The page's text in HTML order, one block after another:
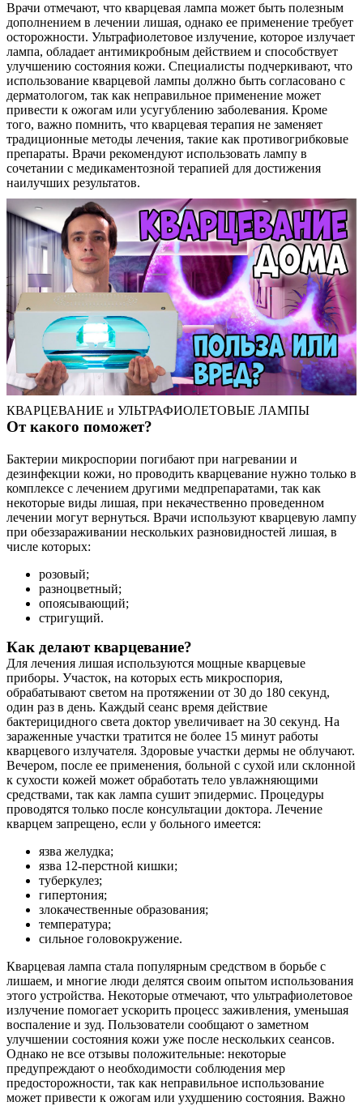
О нас
Услуги
Акции
Отзывы
Статьи
Врачи отмечают, что кварцевая лампа может быть полезным
дополнением в лечении лишая, однако ее применение требует
осторожности. Ультрафиолетовое излучение, которое излучает
лампа, обладает антимикробным действием и способствует
улучшению состояния кожи. Специалисты подчеркивают, что
использование кварцевой лампы должно быть согласовано с
дерматологом, так как неправильное применение может
привести к ожогам или усугублению заболевания. Кроме
того, важно помнить, что кварцевая терапия не заменяет
традиционные методы лечения, такие как противогрибковые
препараты. Врачи рекомендуют использовать лампу в
сочетании с медикаментозной терапией для достижения
наилучших результатов.
КВАРЦЕВАНИЕ и УЛЬТРАФИОЛЕТОВЫЕ ЛАМПЫ
От какого поможет?
Бактерии микроспории погибают при нагревании и
дезинфекции кожи, но проводить кварцевание нужно только в
комплексе с лечением другими медпрепаратами, так как
некоторые виды лишая, при некачественно проведенном
лечении могут вернуться. Врачи используют кварцевую лампу
при обеззараживании нескольких разновидностей лишая, в
числе которых:
розовый;
разноцветный;
опоясывающий;
стригущий.
Как делают кварцевание?
Для лечения лишая используются мощные кварцевые
приборы. Участок, на которых есть микроспория,
обрабатывают светом на протяжении от 30 до 180 секунд,
один раз в день. Каждый сеанс время действие
бактерицидного света доктор увеличивает на 30 секунд. На
зараженные участки тратится не более 15 минут работы
кварцевого излучателя. Здоровые участки дермы не облучают.
Вечером, после ее применения, больной с сухой или склонной
к сухости кожей может обработать тело увлажняющими
средствами, так как лампа сушит эпидермис. Процедуры
проводятся только после консультации доктора. Лечение
кварцем запрещено, если у больного имеется:
язва желудка;
язва 12-перстной кишки;
туберкулез;
гипертония;
злокачественные образования;
температура;
сильное головокружение.
Кварцевая лампа стала популярным средством в борьбе с
лишаем, и многие люди делятся своим опытом использования
этого устройства. Некоторые отмечают, что ультрафиолетовое
излучение помогает ускорить процесс заживления, уменьшая
воспаление и зуд. Пользователи сообщают о заметном
улучшении состояния кожи уже после нескольких сеансов.
Однако не все отзывы положительные: некоторые
предупреждают о необходимости соблюдения мер
предосторожности, так как неправильное использование
может привести к ожогам или ухудшению состояния. Важно